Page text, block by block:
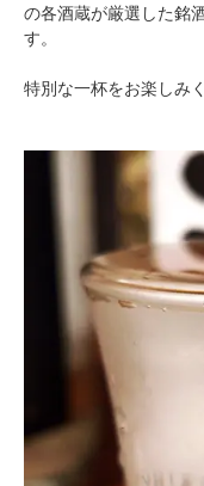
の各酒蔵が厳選した銘
す。
特別な一杯をお楽しみ